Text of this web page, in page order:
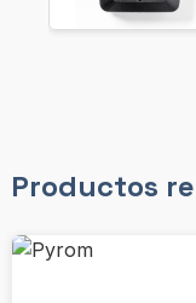
Productos